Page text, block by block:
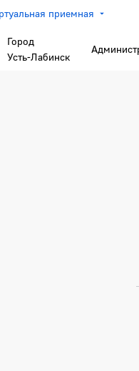
приемная
Город
Усть-Лабинск